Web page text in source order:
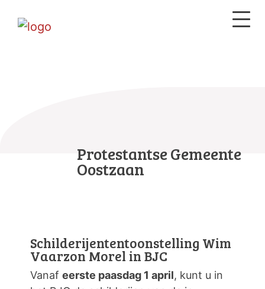
Protestantse Gemeente
Oostzaan
Schilderijententoonstelling Wim
Vaarzon Morel in BJC
Vanaf eerste paasdag 1 april, kunt u in